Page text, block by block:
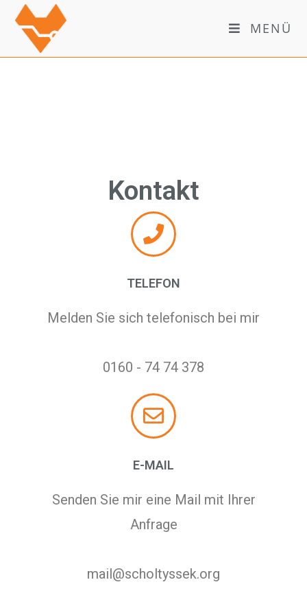
MENÜ
Kontakt
TELEFON
Melden Sie sich telefonisch bei mir
0160 - 74 74 378
E-MAIL
Senden Sie mir eine Mail mit Ihrer
Anfrage
mail@scholtyssek.org